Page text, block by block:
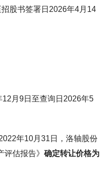
招股书签署日2026年4月14
12月9日至查询日2026年5
年10月31日，洛轴股份
评估报告》 确定转让价格为